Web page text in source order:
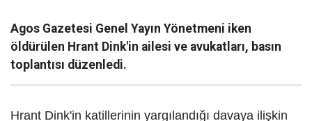
Agos Gazetesi Genel Yayın Yönetmeni iken
öldürülen Hrant Dink'in ailesi ve avukatları, basın
toplantısı düzenledi.
Hrant Dink'in katillerinin yargılandığı davaya ilişkin